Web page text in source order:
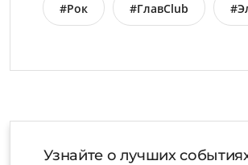
#Рок #ГлавClub
Узнайте о лучших